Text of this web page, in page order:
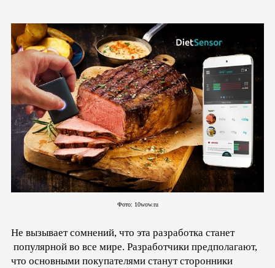
Фото: 10wow.ru
Не вызывает сомнений, что эта разработка станет
популярной во все мире. Разработчики предполагают,
что основными покупателями станут сторонники